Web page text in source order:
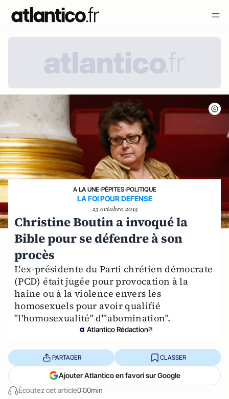
A LA UNE›PÉPITES›POLITIQUE
LA FOI POUR DEFENSE
23 octobre 2015
Christine Boutin a invoqué la
Bible pour se défendre à son
procès
L'ex-présidente du Parti chrétien démocrate
(PCD) était jugée pour provocation à la
haine ou à la violence envers les
homosexuels pour avoir qualifié
"l'homosexualité" d'"abomination".
Atlantico Rédaction
Écoutez cet article0:00min
PARTAGER CLASSER
Ajouter Atlantico en favori sur Google